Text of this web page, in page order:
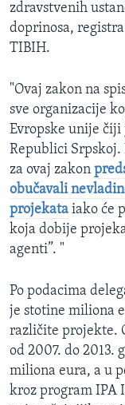
zdravstvenih
doprinosa,
TIBIH.
"Ovaj zakon na
sve organizacije
Evropske unije
Republici Srpskoj.
za ovaj zakon
obučavali
projekata iako će
koja dobije
agenti”. "
Po podacima
je stotine miliona
različite projekte.
od 2007. do 2013.
miliona eura, a u
kroz program IPA